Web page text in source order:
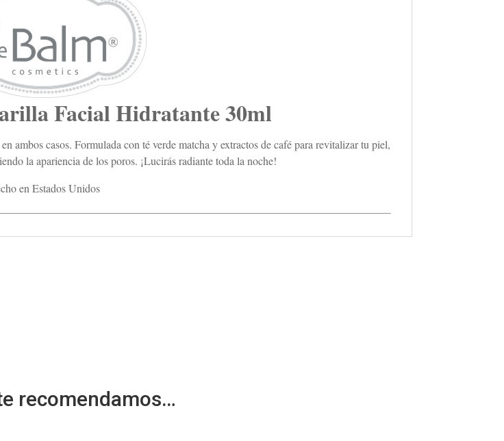
Facial Hidratante 30ml
ambos casos. Formulada con té verde matcha y extractos de café para revitalizar tu piel,
la apariencia de los poros. ¡Lucirás radiante toda la noche!
en Estados Unidos
recomendamos…